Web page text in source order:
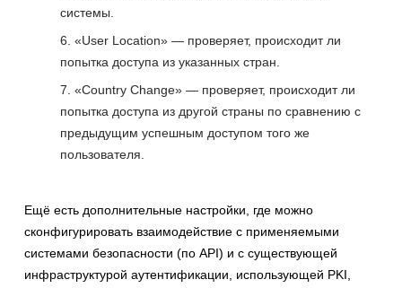
системы.
«User Location» — проверяет, происходит ли
попытка доступа из указанных стран.
«Country Change» — проверяет, происходит ли
попытка доступа из другой страны по сравнению с
предыдущим успешным доступом того же
пользователя.
Ещё есть дополнительные настройки, где можно
сконфигурировать взаимодействие с применяемыми
системами безопасности (по API) и с существующей
инфраструктурой аутентификации, использующей PKI,